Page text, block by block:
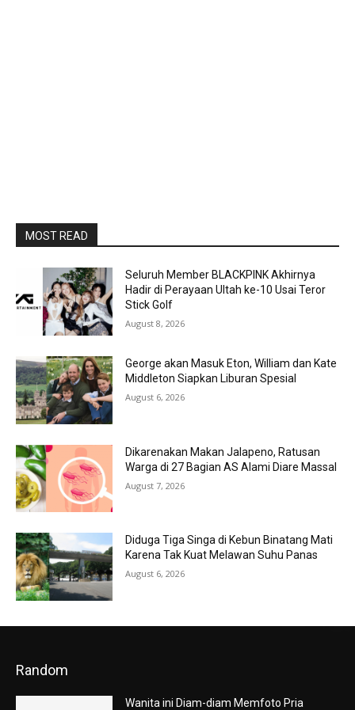
MOST READ
Seluruh Member BLACKPINK Akhirnya
Hadir di Perayaan Ultah ke-10 Usai Teror
Stick Golf
August 8, 2026
George akan Masuk Eton, William dan Kate
Middleton Siapkan Liburan Spesial
August 6, 2026
Dikarenakan Makan Jalapeno, Ratusan
Warga di 27 Bagian AS Alami Diare Massal
August 7, 2026
Diduga Tiga Singa di Kebun Binatang Mati
Karena Tak Kuat Melawan Suhu Panas
August 6, 2026
Random
Wanita ini Diam-diam Memfoto Pria